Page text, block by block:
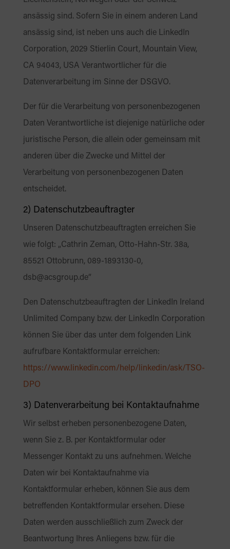
ansässig sind. Sofern Sie in einem anderen Land
ansässig sind, ist neben uns auch die LinkedIn
Corporation, 2029 Stierlin Court, Mountain View,
CA 94043, USA Verantwortlicher für die
Datenverarbeitung im Sinne der DSGVO.
Der für die Verarbeitung von personenbezogenen
Daten Verantwortliche ist diejenige natürliche oder
juristische Person, die allein oder gemeinsam mit
anderen über die Zwecke und Mittel der
Verarbeitung von personenbezogenen Daten
entscheidet.
2) Datenschutzbeauftragter
Unseren Datenschutzbeauftragten erreichen Sie
wie folgt: „Cathrin Zeman, Otto-Hahn-Str. 38a,
85521 Ottobrunn, 089-1893130-0,
dsb@acsgroup.de“
Den Datenschutzbeauftragten der LinkedIn Ireland
Unlimited Company bzw. der LinkedIn Corporation
können Sie über das unter dem folgenden Link
aufrufbare Kontaktformular erreichen:
https://www.linkedin.com/help/linkedin/ask/TSO-
DPO
3) Datenverarbeitung bei Kontaktaufnahme
Wir selbst erheben personenbezogene Daten,
wenn Sie z. B. per Kontaktformular oder
Messenger Kontakt zu uns aufnehmen. Welche
Daten wir bei Kontaktaufnahme via
Kontaktformular erheben, können Sie aus dem
betreffenden Kontaktformular ersehen. Diese
Daten werden ausschließlich zum Zweck der
Beantwortung Ihres Anliegens bzw. für die